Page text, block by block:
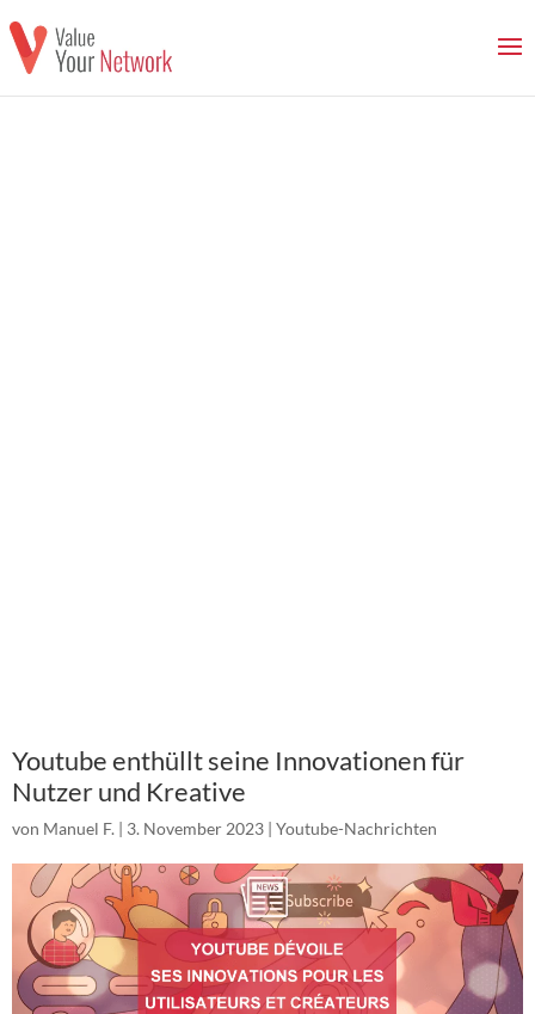
Youtube enthüllt seine Innovationen für
Nutzer und Kreative
von Manuel F. | 3. November 2023 | Youtube-Nachrichten